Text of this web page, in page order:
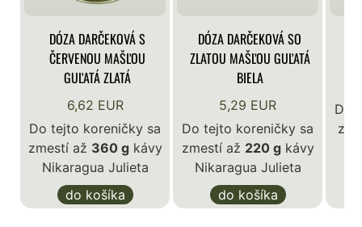
DÓZA DARČEKOVÁ S
ČERVENOU MAŠĽOU
GUĽATÁ ZLATÁ
6,62 EUR
Do tejto koreničky sa
zmestí až 360 gkávy
Nikaragua Julieta
do košíka
DÓZA DARČEKOVÁ SO
ZLATOU MAŠĽOU GUĽATÁ
BIELA
5,29 EUR
Do tejto koreničky sa
zmestí až 220 gkávy
Nikaragua Julieta
do košíka
Do